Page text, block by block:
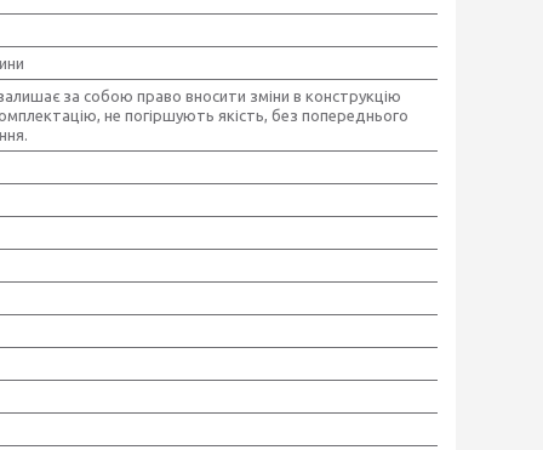
за собою право вносити зміни в конструкцію
не погіршують якість, без попереднього